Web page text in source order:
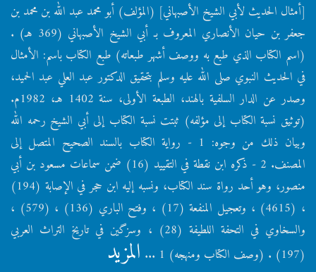
[أمثال الحديث لأبي الشيخ الأصبهاني] (المؤلف) أبو محمد عبد الله بن محمد بن
جعفر بن حيان الأنصاري المعروف بـ أبي الشيخ الأصبهاني (369 هـ) .
(اسم الكتاب الذي طبع به ووصف أشهر طبعاته) طبع الكتاب باسم: الأمثال
في الحديث النبوي صلى الله عليه وسلم بتحقيق الدكتور عبد العلي عبد الحميد،
وصدر عن الدار السلفية بالهند، الطبعة الأولى، سنة 1402 هـ، 1982م.
(توثيق نسبة الكتاب إلى مؤلفه) ثبتت نسبة الكتاب إلى أبي الشيخ رحمه الله
وبيان ذلك من وجوه: 1 - رواية الكتاب بالسند الصحيح المتصل إلى
المصنف. 2 - ذكره ابن نقطة في التقييد (16) ضمن سماعات مسعود بن أبي
منصور، وهو أحد رواة سند الكتاب، ونسبه إليه ابن حجر في الإصابة (194)
، (4615) ، وتعجيل المنفعة (17) ، وفتح الباري (136) ، (579) ،
والسخاوي في التحفة اللطيفة (28) ، وسزگين في تاريخ التراث العربي
(197) . (وصف الكتاب ومنهجه) 1 ...
المزيد